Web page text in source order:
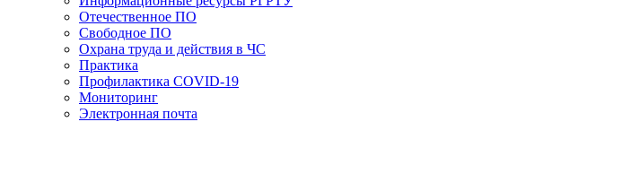
Отечественное ПО
Свободное ПО
Охрана труда и действия в ЧС
Практика
Профилактика COVID-19
Мониторинг
Электронная почта